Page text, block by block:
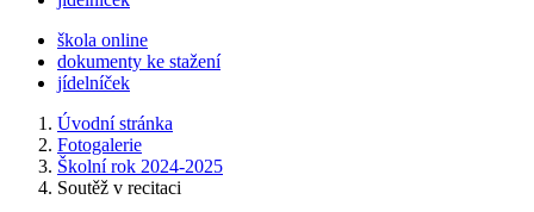
škola online
dokumenty ke stažení
jídelníček
Úvodní stránka
Fotogalerie
Školní rok 2024-2025
Soutěž v recitaci